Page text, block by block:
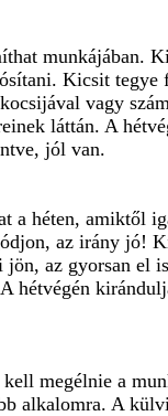
munkájában.
Kicsit
vagy
láttán. A
jól van.
a héten, amiktől
az irány jó!
az gyorsan el
hétvégén
megélnie a
alkalomra. A